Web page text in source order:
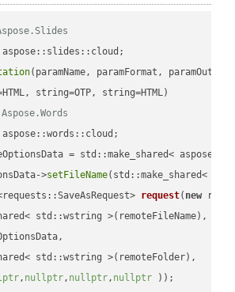
aspose::slides::cloud;
(paramName, paramFormat,
= std::make_shared<
>setFileName(std::make_shared<
request( new
std::wstring >(remoteFileName),
std::wstring >(remoteFolder),
, nullptr, nullptr, nullptr ))